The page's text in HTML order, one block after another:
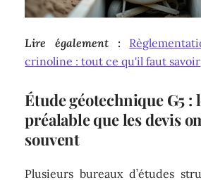
Lire également :
crinoline : tout ce qu'il faut savoir
Étude géotechnique G5 :
préalable que les devis
souvent
Plusieurs bureaux d’études